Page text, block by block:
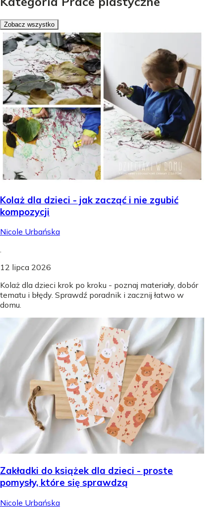
Zobacz wszystko
Kolaż dla dzieci - jak zacząć i nie zgubić
kompozycji
Nicole Urbańska
.
12 lipca 2026
Kolaż dla dzieci krok po kroku - poznaj materiały, dobór
tematu i błędy. Sprawdź poradnik i zacznij łatwo w
domu.
Zakładki do książek dla dzieci - proste
pomysły, które się sprawdzą
Nicole Urbańska